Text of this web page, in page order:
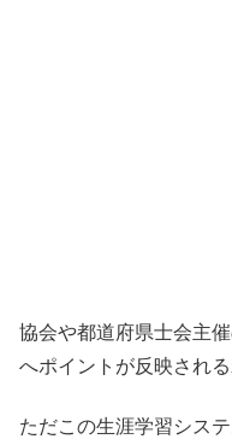
協会や都道府県士会主
へポイントが反映される
ただこの生涯学習シス